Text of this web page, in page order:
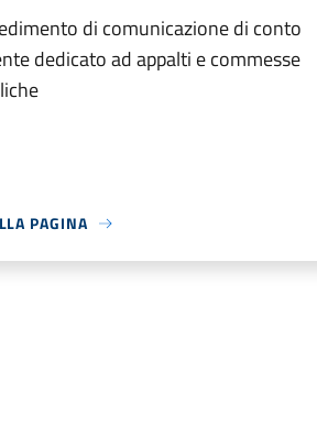
di comunicazione di conto
dedicato ad appalti e commesse
PAGINA